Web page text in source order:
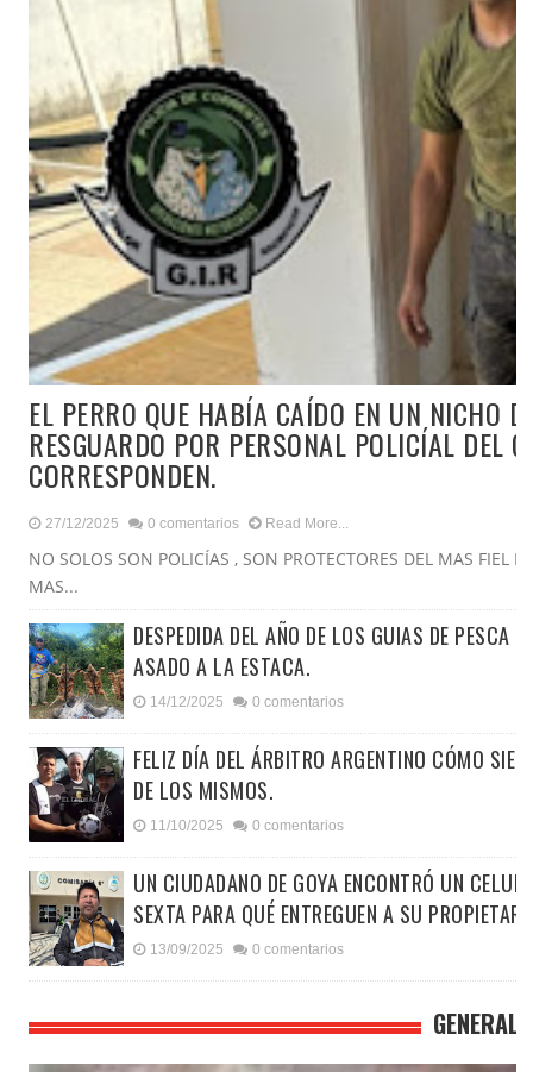
EL PERRO QUE HABÍA CAÍDO EN UN NICHO
RESGUARDO POR PERSONAL POLICÍAL DEL
CORRESPONDEN.
27/12/2025 0 comentarios Read More...
NO SOLOS SON POLICÍAS , SON PROTECTORES DEL MAS FIEL
MAS...
DESPEDIDA DEL AÑO DE LOS GUIAS DE PESCA
ASADO A LA ESTACA.
14/12/2025 0 comentarios
FELIZ DÍA DEL ÁRBITRO ARGENTINO CÓMO
DE LOS MISMOS.
11/10/2025 0 comentarios
UN CIUDADANO DE GOYA ENCONTRÓ UN
SEXTA PARA QUÉ ENTREGUEN A SU
13/09/2025 0 comentarios